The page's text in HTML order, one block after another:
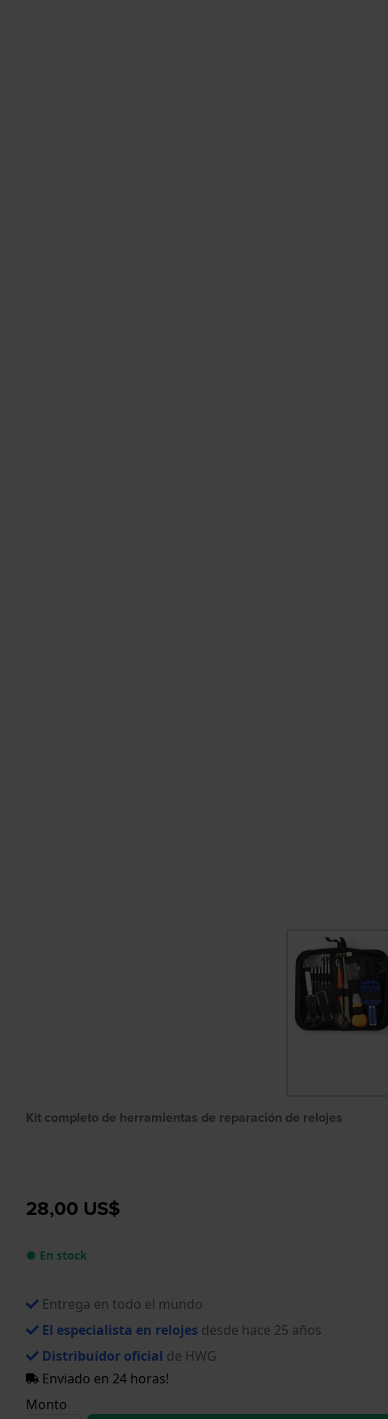
Kit completo de herramientas de reparación de relojes
28,00 US$
● En stock
Entrega en todo el mundo
El especialista en relojes desde hace 25 años
Distribuidor oficial de HWG
Enviado en 24 horas!
Monto